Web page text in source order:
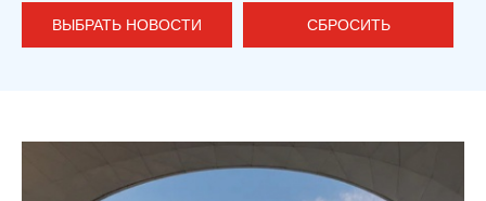
ВЫБРАТЬ НОВОСТИ СБРОСИТЬ